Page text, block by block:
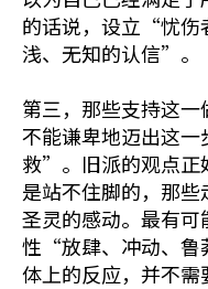
的话说，设立“忧
浅、无知的认信”。
第三，那些支持这
不能谦卑地迈出这
救”。旧派的观点正
是站不住脚的，那
圣灵的感动。最有
性“放肆、冲动、鲁
体上的反应，并不需